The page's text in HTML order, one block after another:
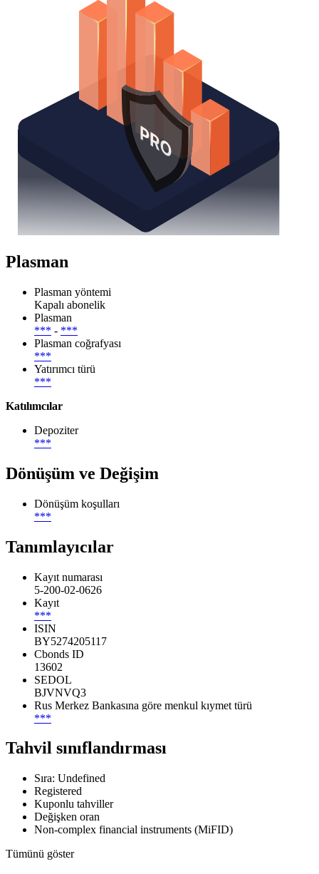
Plasman
Plasman yöntemi
Kapalı abonelik
Plasman
*** - ***
Plasman coğrafyası
***
Yatırımcı türü
***
Katılımcılar
Depoziter
***
Dönüşüm ve Değişim
Dönüşüm koşulları
***
Tanımlayıcılar
Kayıt numarası
5-200-02-0626
Kayıt
***
ISIN
BY5274205117
Cbonds ID
13602
SEDOL
BJVNVQ3
Rus Merkez Bankasına göre menkul kıymet türü
***
Tahvil sınıflandırması
Sıra: Undefined
Registered
Kuponlu tahviller
Değişken oran
Non-complex financial instruments (MiFID)
Tümünü göster